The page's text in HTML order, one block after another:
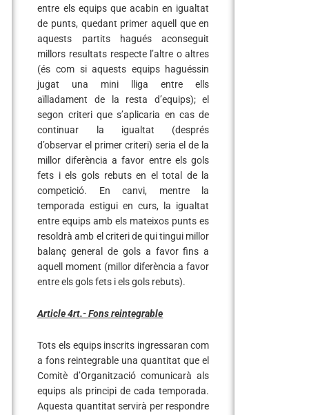
entre els equips que acabin en igualtat
de punts, quedant primer aquell que en
aquests partits hagués aconseguit
millors resultats respecte l’altre o altres
(és com si aquests equips haguéssin
jugat una mini lliga entre ells
aïlladament de la resta d’equips); el
segon criteri que s’aplicaria en cas de
continuar la igualtat (després
d’observar el primer criteri) seria el de la
millor diferència a favor entre els gols
fets i els gols rebuts en el total de la
competició. En canvi, mentre la
temporada estigui en curs, la igualtat
entre equips amb els mateixos punts es
resoldrà amb el criteri de qui tingui millor
balanç general de gols a favor fins a
aquell moment (millor diferència a favor
entre els gols fets i els gols rebuts).
Article 4rt.- Fons reintegrable
Tots els equips inscrits ingressaran com
a fons reintegrable una quantitat que el
Comitè d’Organització comunicarà als
equips als principi de cada temporada.
Aquesta quantitat servirà per respondre